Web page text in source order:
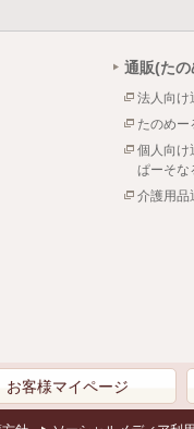
通販(たの
法人向け
たのめー
個人向け
ぱーそな
介護用品
お客様マイページ